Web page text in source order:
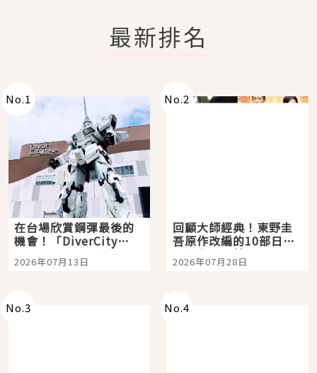
最新排名
No.1
在台場欣賞鋼彈最後的
機會！「DiverCity
Tokyo Plaza」搭船、
購物、美食及夜景，一
2026年07月13日
No.2
回顧大師經典！東野圭
吾原作改編的10部日本
影視作品推薦
2026年07月28日
No.3 No.4